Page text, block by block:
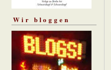
Wir bloggen